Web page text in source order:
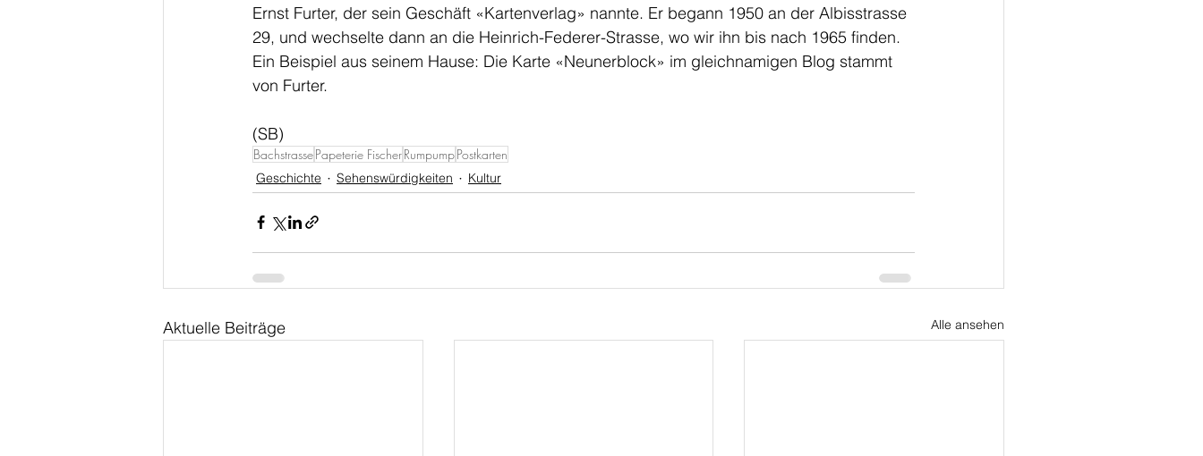
Ernst Furter, der sein Geschäft «Kartenverlag» nannte. Er begann 1950 an der Albisstrasse
29, und wechselte dann an die Heinrich-Federer-Strasse, wo wir ihn bis nach 1965 finden.
Ein Beispiel aus seinem Hause: Die Karte «Neunerblock» im gleichnamigen Blog stammt
von Furter.
(SB)
BachstrassePapeterie FischerRumpumpPostkarten
Geschichte Sehenswürdigkeiten Kultur
Aktuelle Beiträge Alle ansehen